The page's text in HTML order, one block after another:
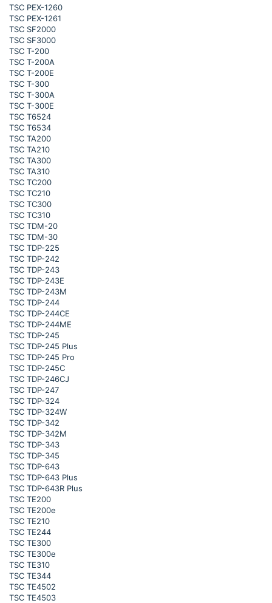
TSC PEX-1260
TSC PEX-1261
TSC SF2000
TSC SF3000
TSC T-200
TSC T-200A
TSC T-200E
TSC T-300
TSC T-300A
TSC T-300E
TSC T6524
TSC T6534
TSC TA200
TSC TA210
TSC TA300
TSC TA310
TSC TC200
TSC TC210
TSC TC300
TSC TC310
TSC TDM-20
TSC TDM-30
TSC TDP-225
TSC TDP-242
TSC TDP-243
TSC TDP-243E
TSC TDP-243M
TSC TDP-244
TSC TDP-244CE
TSC TDP-244ME
TSC TDP-245
TSC TDP-245 Plus
TSC TDP-245 Pro
TSC TDP-245C
TSC TDP-246CJ
TSC TDP-247
TSC TDP-324
TSC TDP-324W
TSC TDP-342
TSC TDP-342M
TSC TDP-343
TSC TDP-345
TSC TDP-643
TSC TDP-643 Plus
TSC TDP-643R Plus
TSC TE200
TSC TE200e
TSC TE210
TSC TE244
TSC TE300
TSC TE300e
TSC TE310
TSC TE344
TSC TE4502
TSC TE4503